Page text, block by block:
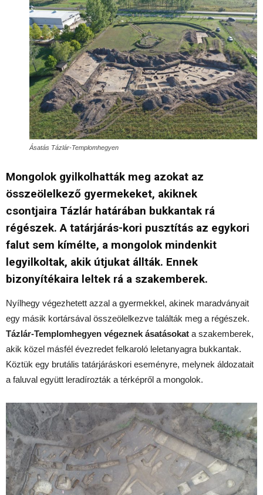
Ásatás Tázlár-Templomhegyen
Mongolok gyilkolhatták meg azokat az
összeölelkező gyermekeket, akiknek
csontjaira Tázlár határában bukkantak rá
régészek. A tatárjárás-kori pusztítás az egykori
falut sem kímélte, a mongolok mindenkit
legyilkoltak, akik útjukat állták. Ennek
bizonyítékaira leltek rá a szakemberek.
Nyílhegy végezhetett azzal a gyermekkel, akinek maradványait
egy másik kortársával összeölelkezve találták meg a régészek.
Tázlár-Templomhegyen végeznek ásatásokat a szakemberek,
akik közel másfél évezredet felkaroló leletanyagra bukkantak.
Köztük egy brutális tatárjáráskori eseményre, melynek áldozatait
a faluval együtt leradírozták a térképről a mongolok.